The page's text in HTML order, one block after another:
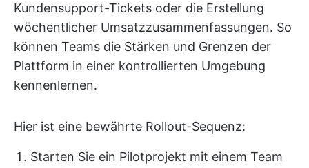
Kundensupport-Tickets oder die Erstellung
wöchentlicher Umsatzzusammenfassungen. So
können Teams die Stärken und Grenzen der
Plattform in einer kontrollierten Umgebung
kennenlernen.
Hier ist eine bewährte Rollout-Sequenz:
Starten Sie ein Pilotprojekt mit einem Team